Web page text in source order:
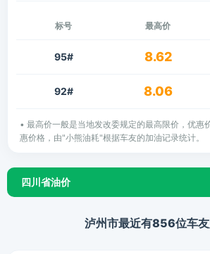
标号 最高价
95# 8.62
92# 8.06
• 最高价一般是当地发改委规定的最高限价，优惠
惠价格，由"小熊油耗"根据车友的加油记录统计。
四川省油价
泸州市最近有856位车